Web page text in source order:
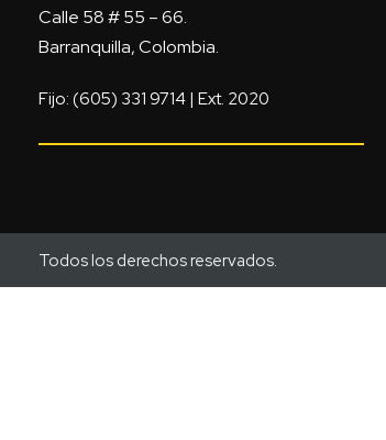
Calle 58 # 55 – 66.
Barranquilla, Colombia.
Fijo: (605) 331 9714 | Ext. 2020
Todos los derechos reservados.